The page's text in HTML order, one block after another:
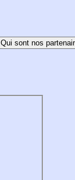
Qui sont nos